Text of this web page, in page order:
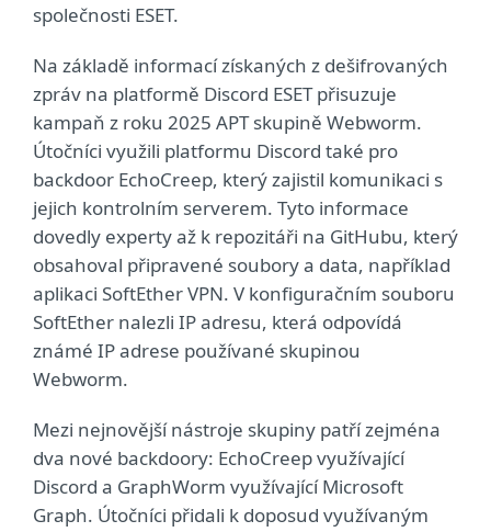
společnosti ESET.
Na základě informací získaných z dešifrovaných
zpráv na platformě Discord ESET přisuzuje
kampaň z roku 2025 APT skupině Webworm.
Útočníci využili platformu Discord také pro
backdoor EchoCreep, který zajistil komunikaci s
jejich kontrolním serverem. Tyto informace
dovedly experty až k repozitáři na GitHubu, který
obsahoval připravené soubory a data, například
aplikaci SoftEther VPN. V konfiguračním souboru
SoftEther nalezli IP adresu, která odpovídá
známé IP adrese používané skupinou
Webworm.
Mezi nejnovější nástroje skupiny patří zejména
dva nové backdoory: EchoCreep využívající
Discord a GraphWorm využívající Microsoft
Graph. Útočníci přidali k doposud využívaným